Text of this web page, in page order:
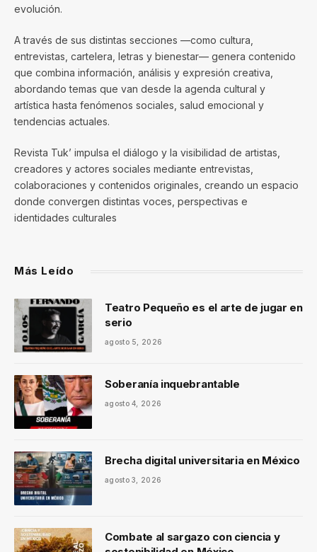
evolución.
A través de sus distintas secciones —como cultura,
entrevistas, cartelera, letras y bienestar— genera contenido
que combina información, análisis y expresión creativa,
abordando temas que van desde la agenda cultural y
artística hasta fenómenos sociales, salud emocional y
tendencias actuales.
Revista Tuk’ impulsa el diálogo y la visibilidad de artistas,
creadores y actores sociales mediante entrevistas,
colaboraciones y contenidos originales, creando un espacio
donde convergen distintas voces, perspectivas e
identidades culturales
Más Leído
Teatro Pequeño es el arte de jugar en
serio
agosto 5, 2026
Soberanía inquebrantable
agosto 4, 2026
Brecha digital universitaria en México
agosto 3, 2026
Combate al sargazo con ciencia y